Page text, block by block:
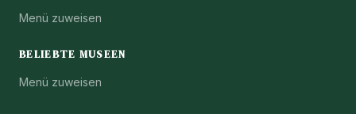
Menü zuweisen
BELIEBTE MUSEEN
Menü zuweisen